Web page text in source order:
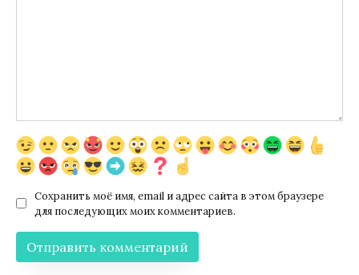
Сохранить моё имя, email и адрес сайта в этом браузере
для последующих моих комментариев.